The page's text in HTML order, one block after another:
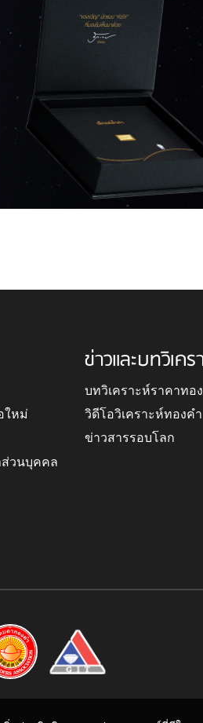
ใหม่
วนบุคคล
ข่าวและบทวิเคร
บทวิเคราะห์ราคาทอ
วิดีโอวิเคราะห์ทองคำ
ข่าวสารรอบโลก